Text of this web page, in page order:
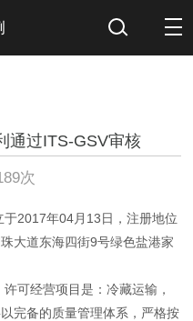
通过ITS-GSV审核
次
2017年04月13日，注册地位
大道东海四街9号绿色盐港家
经营项目是：冷藏运输，
完备的质量管理体系，严格按